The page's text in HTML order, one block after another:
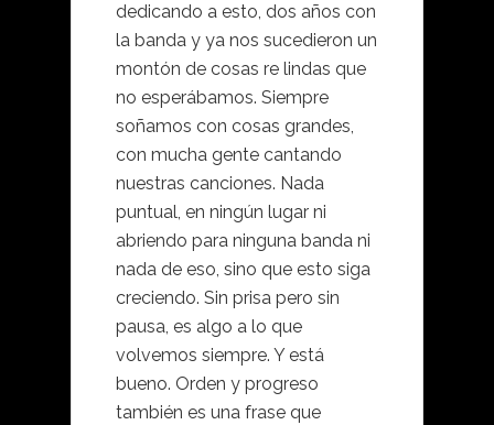
dedicando a esto, dos años con
la banda y ya nos sucedieron un
montón de cosas re lindas que
no esperábamos. Siempre
soñamos con cosas grandes,
con mucha gente cantando
nuestras canciones. Nada
puntual, en ningún lugar ni
abriendo para ninguna banda ni
nada de eso, sino que esto siga
creciendo. Sin prisa pero sin
pausa, es algo a lo que
volvemos siempre. Y está
bueno. Orden y progreso
también es una frase que